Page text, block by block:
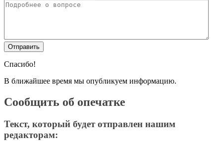
Спасибо!
В ближайшее время мы опубликуем информацию.
Сообщить об опечатке
Текст, который будет отправлен нашим
редакторам: